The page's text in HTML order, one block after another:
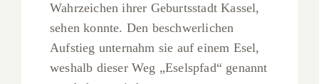
Wahrzeichen ihrer Geburtsstadt Kassel,
sehen konnte. Den beschwerlichen
Aufstieg unternahm sie auf einem Esel,
weshalb dieser Weg „Eselspfad“ genannt